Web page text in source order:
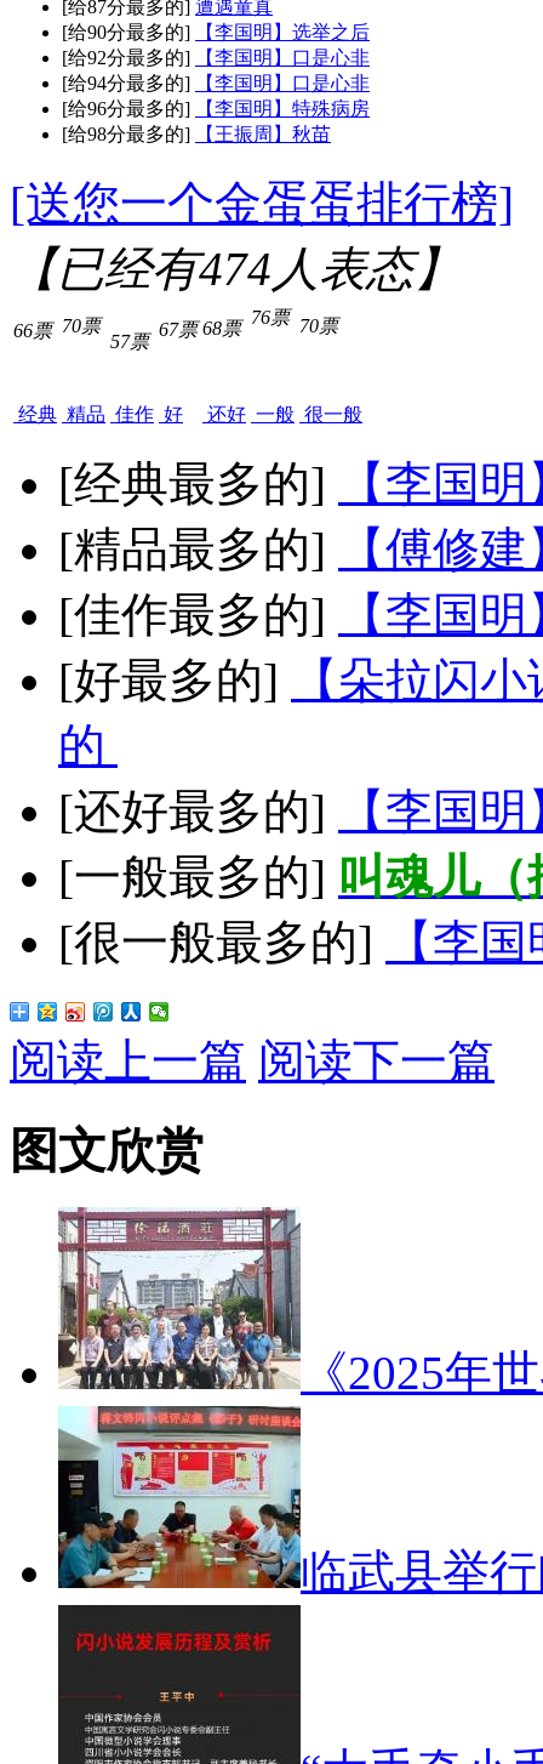
[给87分最多的] 遭遇童真
[给90分最多的]
【李国明】选举之后
[给92分最多的]
【李国明】口是心非
[给94分最多的]
【李国明】口是心非
[给96分最多的]
【李国明】特殊病房
[给98分最多的]
【王振周】秋苗
[送您一个金蛋蛋排行榜]
【已经有474人表态】
66票
经典
70票
精品
57票
佳作
67票
好
68票
还好
76票
一般
70票
很一般
[经典最多的]
【李国
[精品最多的]
【傅修
[佳作最多的]
【李国
[好最多的]
【朵拉闪
的
[还好最多的]
【李国
[一般最多的] 叫魂儿
[很一般最多的]
【李
阅读上一篇 阅读下一篇
图文欣赏
《2025年
临武县举